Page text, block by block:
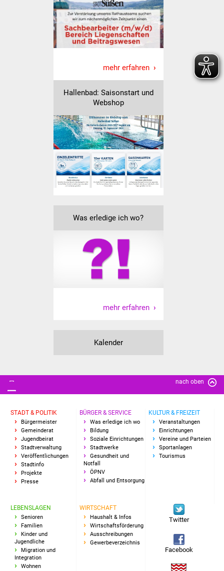
Tourismus
Erlebnisregion
Schwäbischer Albtrauf
Route der
Lebenslagen
Senioren
Stadtseniorenrat
Sommerwochen für
Ältere
Pflegeheim
Familien
Familientreff
Bauen in Süßen
Wohnimmobilien +
Haushalt & Infos
Wirtschaftsförderung
mehr erfahren
Hallenbad: Saisonstart und
Webshop
Was erledige ich wo?
mehr erfahren
Kalender
nach oben
STADT & POLITIK
Bürgermeister
Gemeinderat
Jugendbeirat
Stadtverwaltung
Veröffentlichungen
Stadtinfo
Projekte
Presse
BÜRGER & SERVICE
Was erledige ich wo
Bildung
Soziale Einrichtungen
Stadtwerke
Gesundheit und
Notfall
ÖPNV
Abfall und Entsorgung
KULTUR & FREIZEIT
Veranstaltungen
Einrichtungen
Vereine und Parteien
Sportanlagen
Tourismus
LEBENSLAGEN
Senioren
Familien
Kinder und
Jugendliche
Migration und
Integration
Wohnen
WIRTSCHAFT
Haushalt & Infos
Wirtschaftsförderung
Ausschreibungen
Gewerbeverzeichnis
Twitter
Facebook